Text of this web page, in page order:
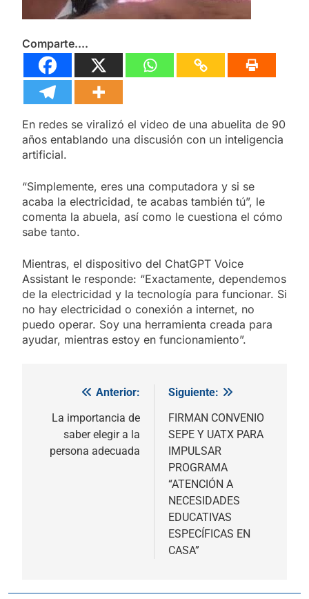
Comparte....
En redes se viralizó el video de una abuelita de 90
años entablando una discusión con un inteligencia
artificial.
“Simplemente, eres una computadora y si se
acaba la electricidad, te acabas también tú”, le
comenta la abuela, así como le cuestiona el cómo
sabe tanto.
Mientras, el dispositivo del ChatGPT Voice
Assistant le responde: “Exactamente, dependemos
de la electricidad y la tecnología para funcionar. Si
no hay electricidad o conexión a internet, no
puedo operar. Soy una herramienta creada para
ayudar, mientras estoy en funcionamiento”.
Navegación
de
entradas
Anterior:
La importancia de
saber elegir a la
persona adecuada
Siguiente:
FIRMAN CONVENIO
SEPE Y UATX PARA
IMPULSAR
PROGRAMA
“ATENCIÓN A
NECESIDADES
EDUCATIVAS
ESPECÍFICAS EN
CASA”